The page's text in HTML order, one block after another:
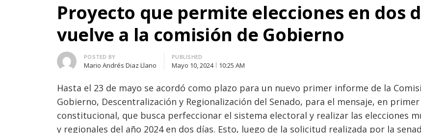
Proyecto que permite elecciones en dos
vuelve a la comisión de Gobierno
Author
POSTED BY
Mario Andrés Diaz Llano
PUBLISHED
Mayo 10, 2024 10:25 AM
Hasta el 23 de mayo se acordó como plazo para un nuevo primer informe de la
Gobierno, Descentralización y Regionalización del Senado, para el mensaje, en
constitucional, que busca perfeccionar el sistema electoral y realizar las elecciones
y regionales del año 2024 en dos días. Esto, luego de la solicitud realizada por la